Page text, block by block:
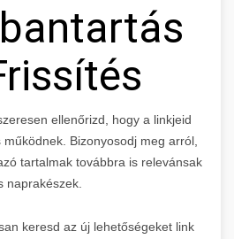
ellenőrizd, hogy a linkjeid
Bizonyosodj meg arról,
tartalmak továbbra is relevánsak
naprakészek.
keresd az új lehetőségeket link